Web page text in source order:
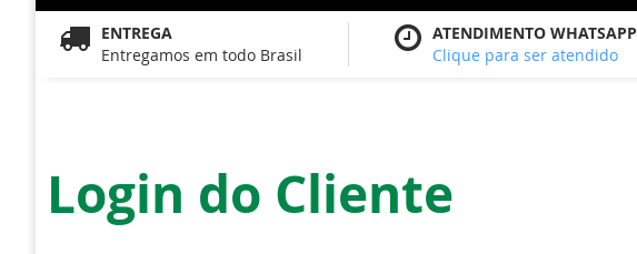
ENTREGA
Entregamos em todo Brasil
ATENDIMENTO WHATSAPP
Clique para ser atendido
Login do Cliente